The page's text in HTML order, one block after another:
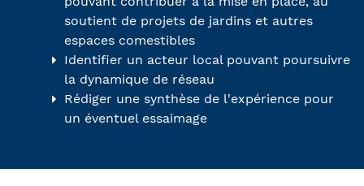
soutient de projets de jardins et autres
espaces comestibles
Identifier un acteur local pouvant poursuivre
la dynamique de réseau
Rédiger une synthèse de l'expérience pour
un éventuel essaimage